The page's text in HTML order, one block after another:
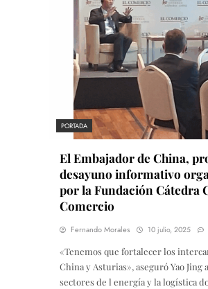
PORTADA
El Embajador de China,
desayuno informativo
por la Fundación Cátedra
Comercio
Fernando Morales 10 julio, 2025
«Tenemos que fortalecer los
China y Asturias», aseguró Yao Jing
sectores de l energía y la logística